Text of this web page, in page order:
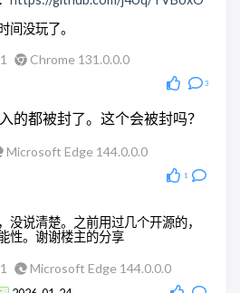
间没玩了。
Chrome 131.0.0.0
3
的都被封了。这个会被封吗？
Microsoft Edge 144.0.0.0
1
没说清楚。之前用过几个开源的，
性。谢谢楼主的分享
Microsoft Edge 144.0.0.0